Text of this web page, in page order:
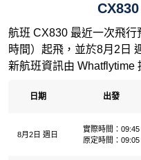
航班 CX830 最近一次飛
時間）起飛，並於8月2日
新航班資訊由 Whatflytime
日期 出發
8月2日 週日
實際時間：09:45
原定時間：09:05